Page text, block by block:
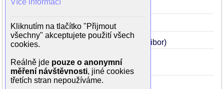
Happy end1967
Kdo chce zabít Jessii?1966
Hvězda zvaná Pelyněk (Flibor)
Dům na Ořechovce1959
46
(profesor Dedera)
Dnes večer všechno skončí
Více informací
Kliknutím na tlačítko "Přijmout
všechny" akceptujete použití všech
cookies.
Reálně jde pouze o anonymní
měření návštěvnosti, jiné cookies
třetích stran nepoužíváme.